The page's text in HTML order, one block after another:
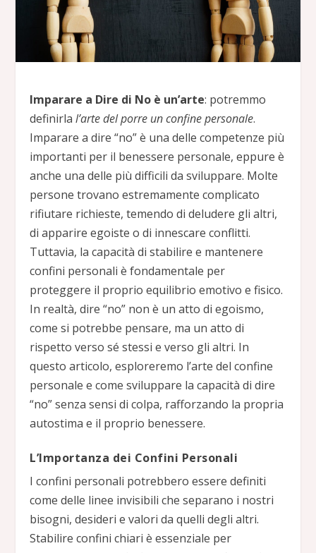
Imparare a Dire di No è un’arte: potremmo
definirlal’arte del porre un confine personale.
Imparare a dire “no” è una delle competenze più
importanti per il benessere personale, eppure è
anche una delle più difficili da sviluppare. Molte
persone trovano estremamente complicato
rifiutare richieste, temendo di deludere gli altri,
di apparire egoiste o di innescare conflitti.
Tuttavia, la capacità di stabilire e mantenere
confini personali è fondamentale per
proteggere il proprio equilibrio emotivo e fisico.
In realtà, dire “no” non è un atto di egoismo,
come si potrebbe pensare, ma un atto di
rispetto verso sé stessi e verso gli altri. In
questo articolo, esploreremo l’arte del confine
personale e come sviluppare la capacità di dire
“no” senza sensi di colpa, rafforzando la propria
autostima e il proprio benessere.
L’Importanza dei Confini Personali
I confini personali potrebbero essere definiti
come delle linee invisibili che separano i nostri
bisogni, desideri e valori da quelli degli altri.
Stabilire confini chiari è essenziale per